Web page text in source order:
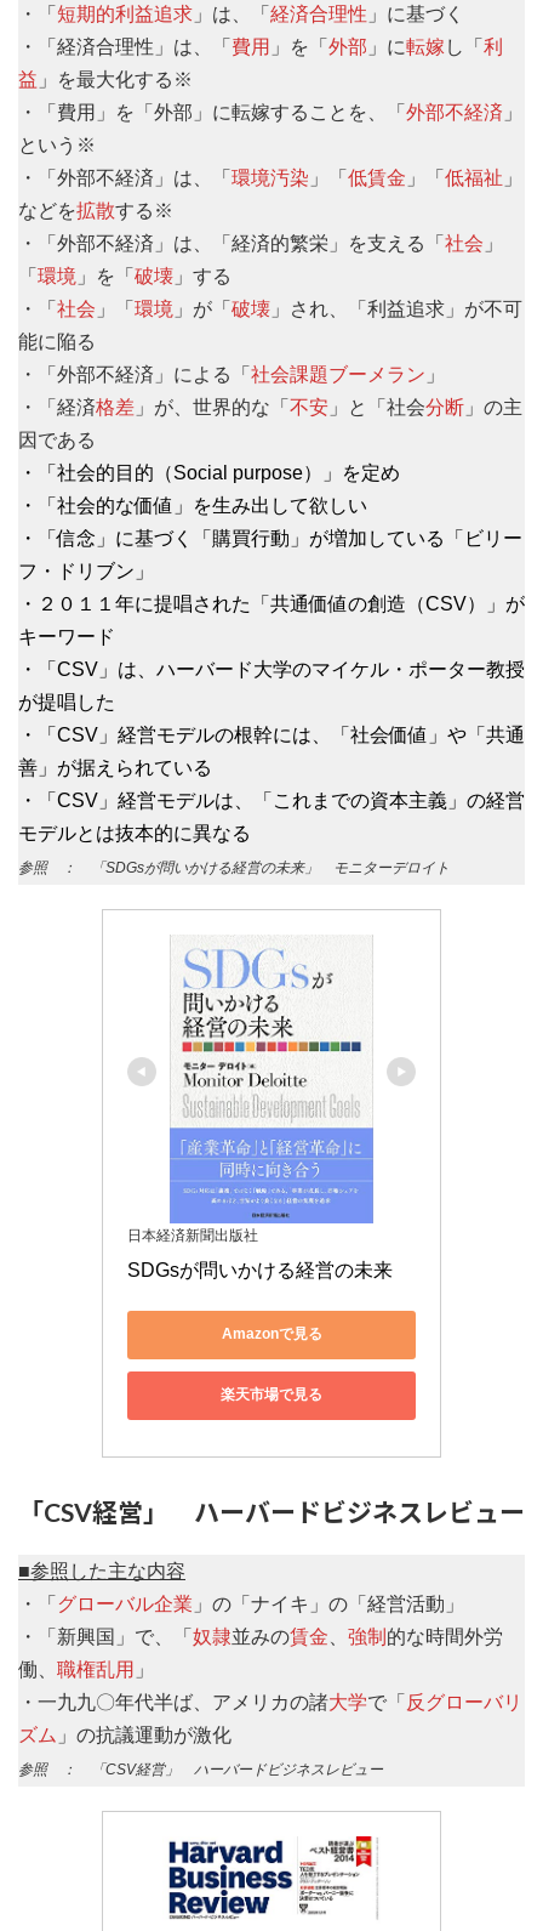
・「 短期的利益追求 」は、「 経済合理性 」に基づく
・「経済合理性」は、「 費用 」を「 外部 」に転嫁 し「 利
益 」を最大化する※
・「費用」を「外部」に転嫁することを、「 外部不経済 」
という※
・「外部不経済」は、「 環境汚染 」「 低賃金 」「 低福祉 」
などを拡散する※
・「外部不経済」は、「経済的繁栄」を支える「 社会 」
「 環境 」を「 破壊 」する
・「 社会 」「 環境 」が「 破壊 」され、「利益追求」が不可
能に陥る
・「外部不経済」による「 社会課題ブーメラン 」
・「経済格差 」が、世界的な「 不安 」と「社会分断 」の主
因である
・「社会的目的（Social purpose）」を定め
・「社会的な価値」を生み出して欲しい
・「信念」に基づく「購買行動」が増加している「ビリー
フ・ドリブン」
・２０１１年に提唱された「共通価値の創造（CSV）」が
キーワード
・「CSV」は、ハーバード大学のマイケル・ポーター教授
が提唱した
・「CSV」経営モデルの根幹には、「社会価値」や「共通
善」が据えられている
・「CSV」経営モデルは、「これまでの資本主義」の経営
モデルとは抜本的に異なる
参照 ： 「SDGsが問いかける経営の未来」 モニターデロイト
日本経済新聞出版社
SDGsが問いかける経営の未来
Amazonで見る
楽天市場で見る
「CSV経営」 ハーバードビジネスレビュー
■参照した主な内容
・「 グローバル企業 」の「ナイキ」の「経営活動」
・「新興国」で、「 奴隷並みの賃金 強制 的な時間外労
働、 職権乱用 」
・一九九〇年代半ば、アメリカの諸大学で「 反グローバリ
ズム 」の抗議運動が激化
参照 ： 「CSV経営」 ハーバードビジネスレビュー